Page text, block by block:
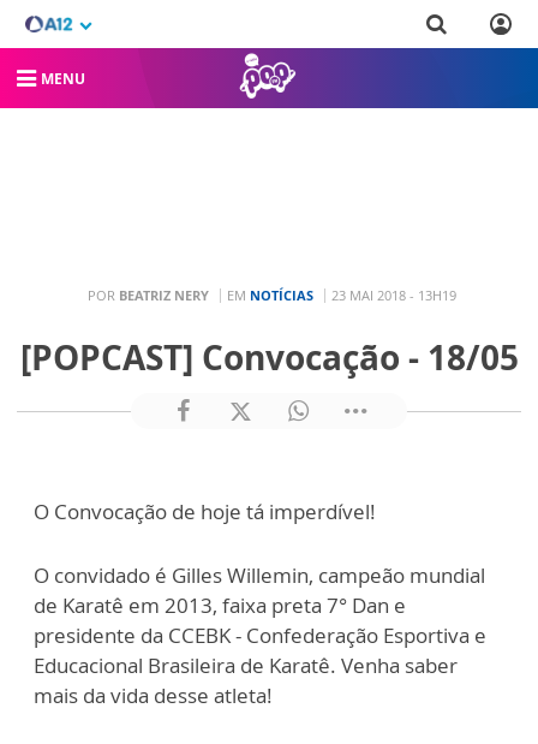
MENU
POR BEATRIZ NERY EM NOTÍCIAS 23 MAI 2018 - 13H19
[POPCAST] Convocação - 18/05
O Convocação de hoje tá imperdível!
O convidado é Gilles Willemin, campeão mundial
de Karatê em 2013, faixa preta 7° Dan e
presidente da CCEBK - Confederação Esportiva e
Educacional Brasileira de Karatê. Venha saber
mais da vida desse atleta!